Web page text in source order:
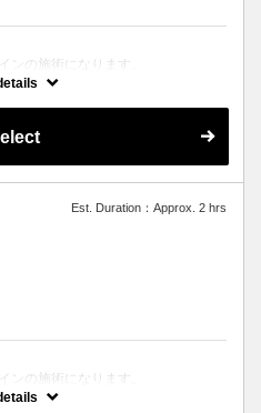
ンの施術になります。
OLAPLEX（税込2,200円）
減させ、髪にツヤ、はりを与えま
が変わるため別途メニューがござい
おります。
Est. Duration：Approx. 2 hrs
ンの施術になります。